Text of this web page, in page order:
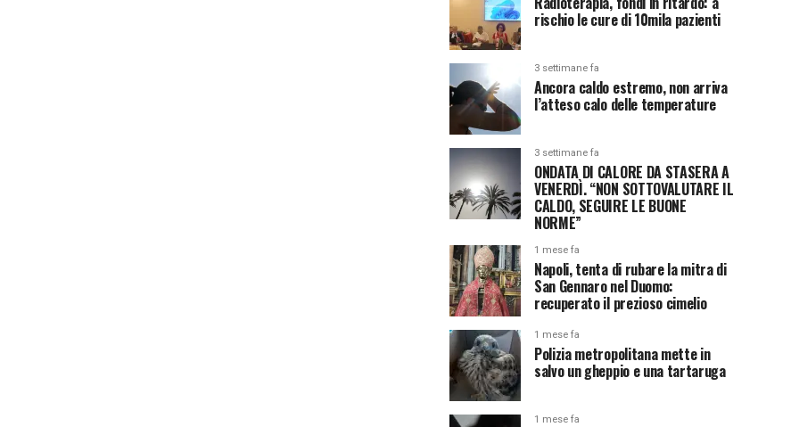
rischio le cure di 10mila pazienti
3 settimane fa
Ancora caldo estremo, non arriva
l’atteso calo delle temperature
3 settimane fa
ONDATA DI CALORE DA STASERA A
VENERDÌ. “NON SOTTOVALUTARE IL
CALDO, SEGUIRE LE BUONE
NORME”
1 mese fa
Napoli, tenta di rubare la mitra di
San Gennaro nel Duomo:
recuperato il prezioso cimelio
1 mese fa
Polizia metropolitana mette in
salvo un gheppio e una tartaruga
1 mese fa